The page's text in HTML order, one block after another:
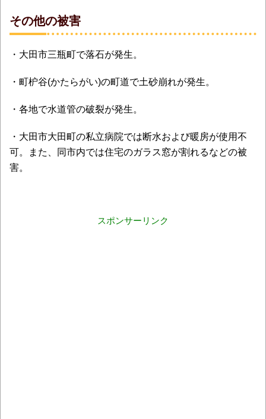
その他の被害
・大田市三瓶町で落石が発生。
・町枦谷(かたらがい)の町道で土砂崩れが発生。
・各地で水道管の破裂が発生。
・大田市大田町の私立病院では断水および暖房が使用不
可。また、同市内では住宅のガラス窓が割れるなどの被
害。
スポンサーリンク